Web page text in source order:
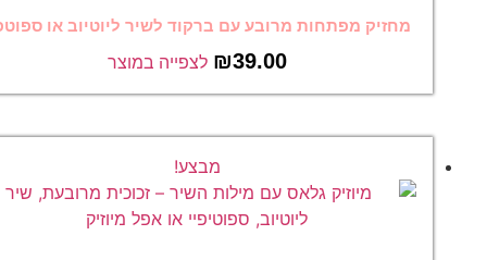
מחזיק מפתחות מרובע עם ברקוד לשיר ליוטיוב או ספוטפיי
₪39.00 לצפייה במוצר
מבצע!